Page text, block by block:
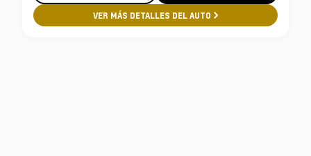
VER MÁS DETALLES DEL AUTO